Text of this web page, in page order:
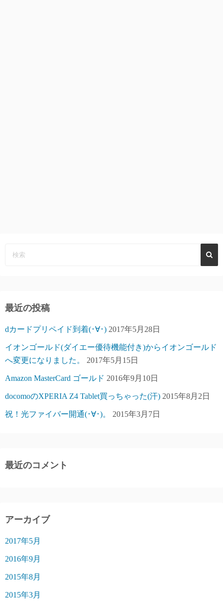
最近の投稿
dカードプリペイド到着(･∀･) 2017年5月28日
イオンゴールド(ダイエー優待機能付き)からイオンゴールド
へ変更になりました。
2017年5月15日
Amazon MasterCard ゴールド 2016年9月10日
docomoのXPERIA Z4 Tablet買っちゃった(汗) 2015年8月2日
祝！光ファイバー開通(･∀･)。 2015年3月7日
最近のコメント
アーカイブ
2017年5月
2016年9月
2015年8月
2015年3月